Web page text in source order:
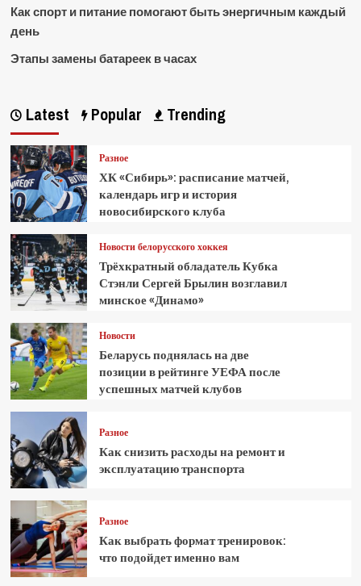
Как спорт и питание помогают быть энергичным каждый
день
Этапы замены батареек в часах
Latest Popular Trending
Разное
ХК «Сибирь»: расписание матчей,
календарь игр и история
новосибирского клуба
Новости белорусского хоккея
Трёхкратный обладатель Кубка
Стэнли Сергей Брылин возглавил
минское «Динамо»
Новости
Беларусь поднялась на две
позиции в рейтинге УЕФА после
успешных матчей клубов
Разное
Как снизить расходы на ремонт и
эксплуатацию транспорта
Разное
Как выбрать формат тренировок:
что подойдет именно вам